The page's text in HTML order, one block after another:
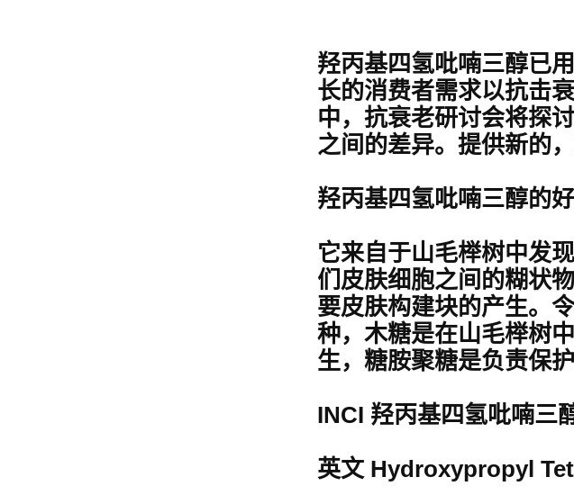
羟丙基四氢吡喃三醇已
长的消费者需求以抗击
中，抗衰老研讨会将探
之间的差异。提供新的
羟丙基四氢吡喃三醇的
它来自于山毛榉树中发
们皮肤细胞之间的糊状
要皮肤构建块的产生。
种，木糖是在山毛榉树
生，糖胺聚糖是负责保
INCI 羟丙基四氢吡喃三
英文 Hydroxypropyl